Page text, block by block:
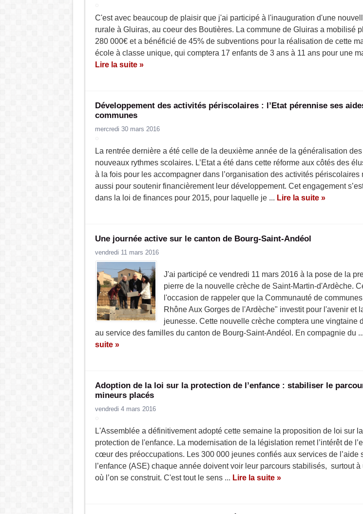
C'est avec beaucoup de plaisir que j'ai participé à l'inauguration d'une
rurale à Gluiras, au coeur des Boutières. La commune de Gluiras a mobilisé
280 000€ et a bénéficié de 45% de subventions pour la réalisation de cette
école à classe unique, qui comptera 17 enfants de 3 ans à 11 ans pour une
Lire la suite »
Développement des activités périscolaires : l’Etat pérennise ses
communes
mercredi 30 mars 2016
La rentrée dernière a été celle de la deuxième année de la généralisation des
nouveaux rythmes scolaires. L’Etat a été dans cette réforme aux côtés des
à la fois pour les accompagner dans l’organisation des activités périscolaires
aussi pour soutenir financièrement leur développement. Cet engagement
dans la loi de finances pour 2015, pour laquelle je ... Lire la suite »
Une journée active sur le canton de Bourg-Saint-Andéol
vendredi 11 mars 2016
J'ai participé ce vendredi 11 mars 2016 à la pose de la
pierre de la nouvelle crèche de Saint-Martin-d'Ardèche.
l'occasion de rappeler que la Communauté de
Rhône Aux Gorges de l'Ardèche" investit pour l'avenir et
jeunesse. Cette nouvelle crèche comptera une vingtaine
au service des familles du canton de Bourg-Saint-Andéol. En compagnie du ...
suite »
Adoption de la loi sur la protection de l’enfance : stabiliser le
mineurs placés
vendredi 4 mars 2016
L'Assemblée a définitivement adopté cette semaine la proposition de loi sur la
protection de l'enfance. La modernisation de la législation remet l’intérêt de
cœur des préoccupations. Les 300 000 jeunes confiés aux services de l’aide
l’enfance (ASE) chaque année doivent voir leur parcours stabilisés, surtout à
où l’on se construit. C'est tout le sens ... Lire la suite »